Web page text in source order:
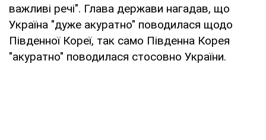
важливі речі". Глава держави нагадав, що
Україна "дуже акуратно" поводилася щодо
Південної Кореї, так само Південна Корея
"акуратно" поводилася стосовно України.